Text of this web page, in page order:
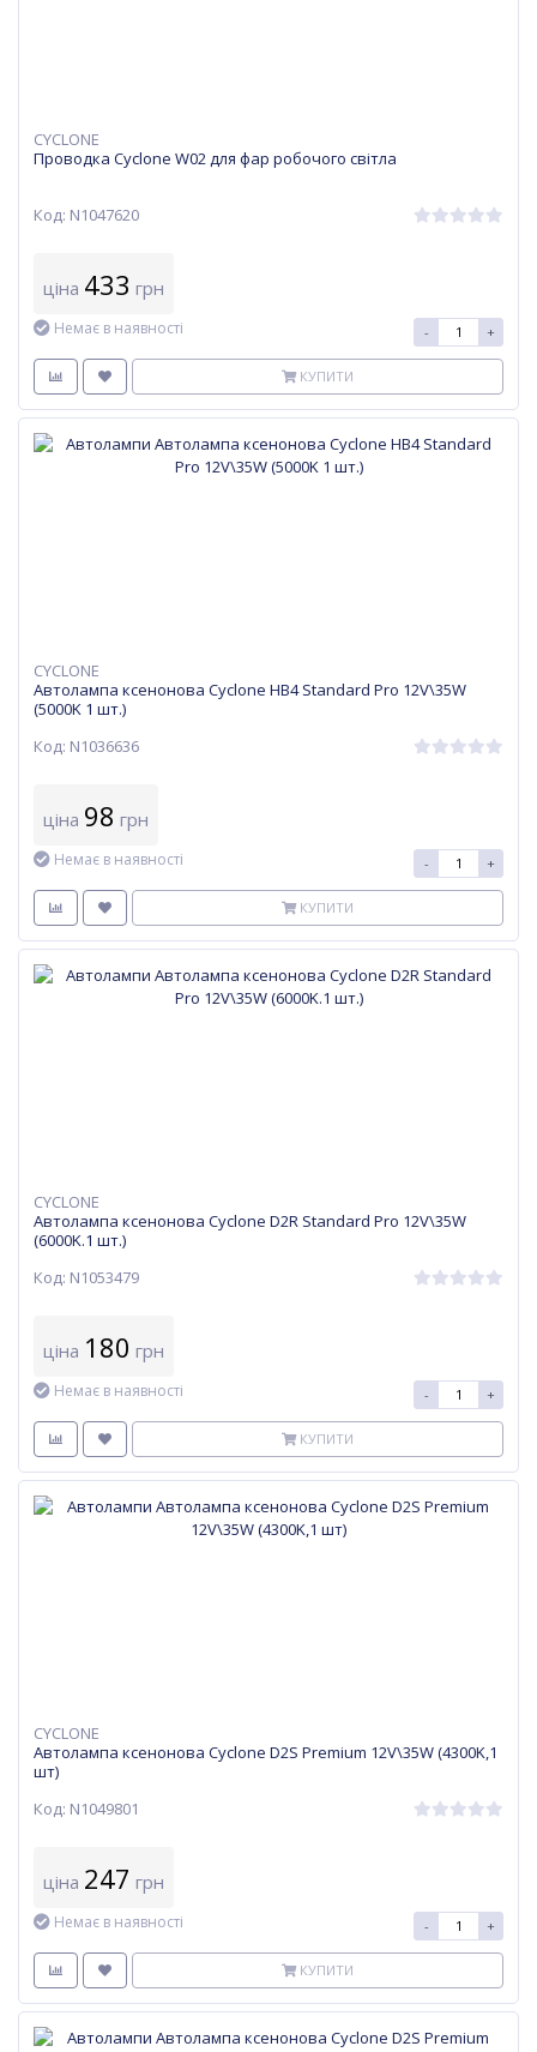
CYCLONE
Проводка Cyclone W02 для фар робочого світла
Код: N1047620
ціна 433 грн
Немає в наявності - +
КУПИТИ
CYCLONE
Автолампа ксенонова Cyclone HB4 Standard Pro 12V\35W
(5000K 1 шт.)
Код: N1036636
ціна 98 грн
Немає в наявності - +
КУПИТИ
CYCLONE
Автолампа ксенонова Cyclone D2R Standard Pro 12V\35W
(6000K.1 шт.)
Код: N1053479
ціна 180 грн
Немає в наявності - +
КУПИТИ
CYCLONE
Автолампа ксенонова Cyclone D2S Premium 12V\35W (4300K,1
шт)
Код: N1049801
ціна 247 грн
Немає в наявності - +
КУПИТИ